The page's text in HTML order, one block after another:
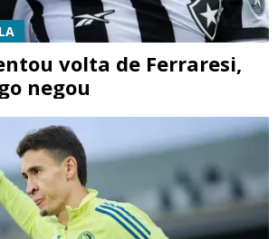
volta de Ferraresi,
negou